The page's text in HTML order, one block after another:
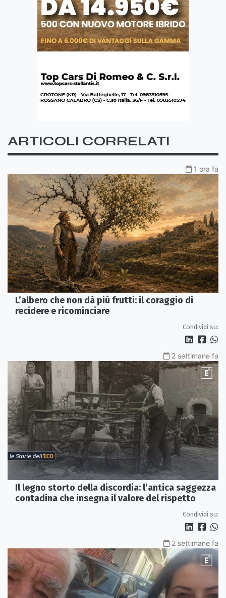
ARTICOLI CORRELATI
1 ora fa
L’albero che non dà più frutti: il coraggio di
recidere e ricominciare
Condividi su:
2 settimane fa
Il legno storto della discordia: l’antica saggezza
contadina che insegna il valore del rispetto
Condividi su:
2 settimane fa